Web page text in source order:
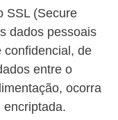
SSL (Secure
dados pessoais
confidencial, de
entre o
ocorra
encriptada.